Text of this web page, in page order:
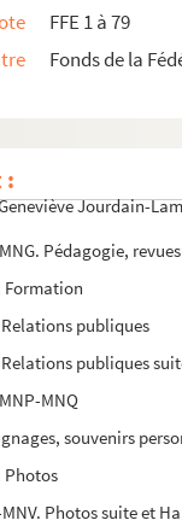
FFE 1 à 79
Fonds de la
:
Suite du fonds
Londres, DT et
Mansion
Jourdain-
Pédagogie, revues
Formation
publiques
publiques
MNQ
souvenirs
Photos
Photos suite et